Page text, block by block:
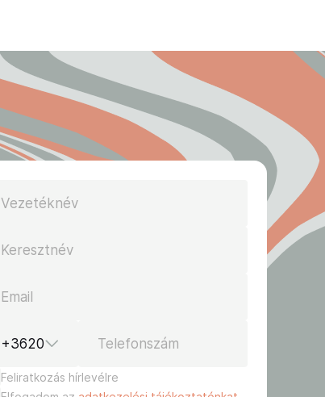
Vezetéknév
Keresztnév
Email
+3620 Telefonszám
Feliratkozás hírlevélre